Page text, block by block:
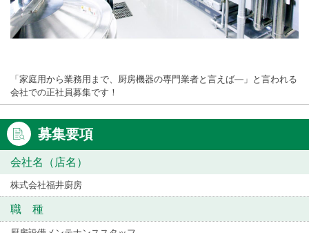
「家庭用から業務用まで、厨房機器の専門業者と言えば―」と言われる
会社での正社員募集です！
募集要項
会社名（店名）
株式会社福井廚房
職 種